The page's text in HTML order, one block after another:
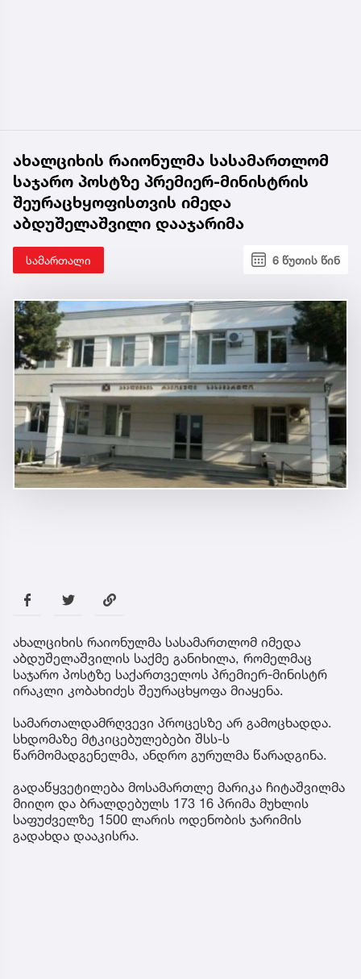
ახალციხის რაიონულმა სასამართლომ
საჯარო პოსტზე პრემიერ-მინისტრის
შეურაცხყოფისთვის იმედა
აბდუშელაშვილი დააჯარიმა
სამართალი 6 წუთის წინ
ახალციხის რაიონულმა სასამართლომ იმედა
აბდუშელაშვილის საქმე განიხილა, რომელმაც
საჯარო პოსტზე საქართველოს პრემიერ-მინისტრ
ირაკლი კობახიძეს შეურაცხყოფა მიაყენა.
სამართალდამრღვევი პროცესზე არ გამოცხადდა.
სხდომაზე მტკიცებულებები შსს-ს
წარმომადგენელმა, ანდრო გურულმა წარადგინა.
გადაწყვეტილება მოსამართლე მარიკა ჩიტაშვილმა
მიიღო და ბრალდებულს 173 16 პრიმა მუხლის
საფუძველზე 1500 ლარის ოდენობის ჯარიმის
გადახდა დააკისრა.